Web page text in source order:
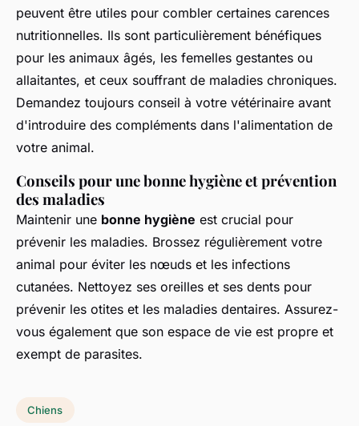
peuvent être utiles pour combler certaines carences
nutritionnelles. Ils sont particulièrement bénéfiques
pour les animaux âgés, les femelles gestantes ou
allaitantes, et ceux souffrant de maladies chroniques.
Demandez toujours conseil à votre vétérinaire avant
d'introduire des compléments dans l'alimentation de
votre animal.
Conseils pour une bonne hygiène et prévention
des maladies
Maintenir une bonne hygiène est crucial pour
prévenir les maladies. Brossez régulièrement votre
animal pour éviter les nœuds et les infections
cutanées. Nettoyez ses oreilles et ses dents pour
prévenir les otites et les maladies dentaires. Assurez-
vous également que son espace de vie est propre et
exempt de parasites.
Chiens